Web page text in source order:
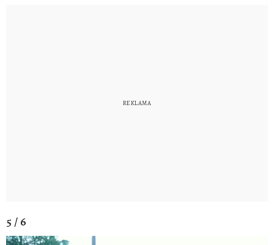
5 / 6